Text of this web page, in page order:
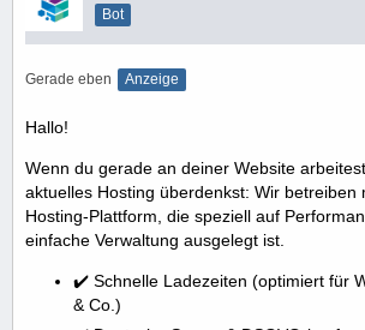
Bot
Gerade eben Anzeige
Hallo!
Wenn du gerade an deiner Website
aktuelles Hosting überdenkst: Wir betreiben
Hosting-Plattform, die speziell auf
einfache Verwaltung ausgelegt ist.
✔️ Schnelle Ladezeiten (optimiert für
& Co.)